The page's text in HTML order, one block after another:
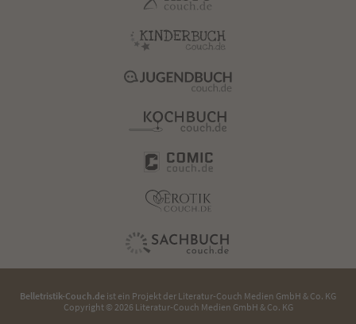
Belletristik-Couch.de ist ein Projekt der Literatur-Couch Medien GmbH & Co. KG
Copyright © 2026 Literatur-Couch Medien GmbH & Co. KG